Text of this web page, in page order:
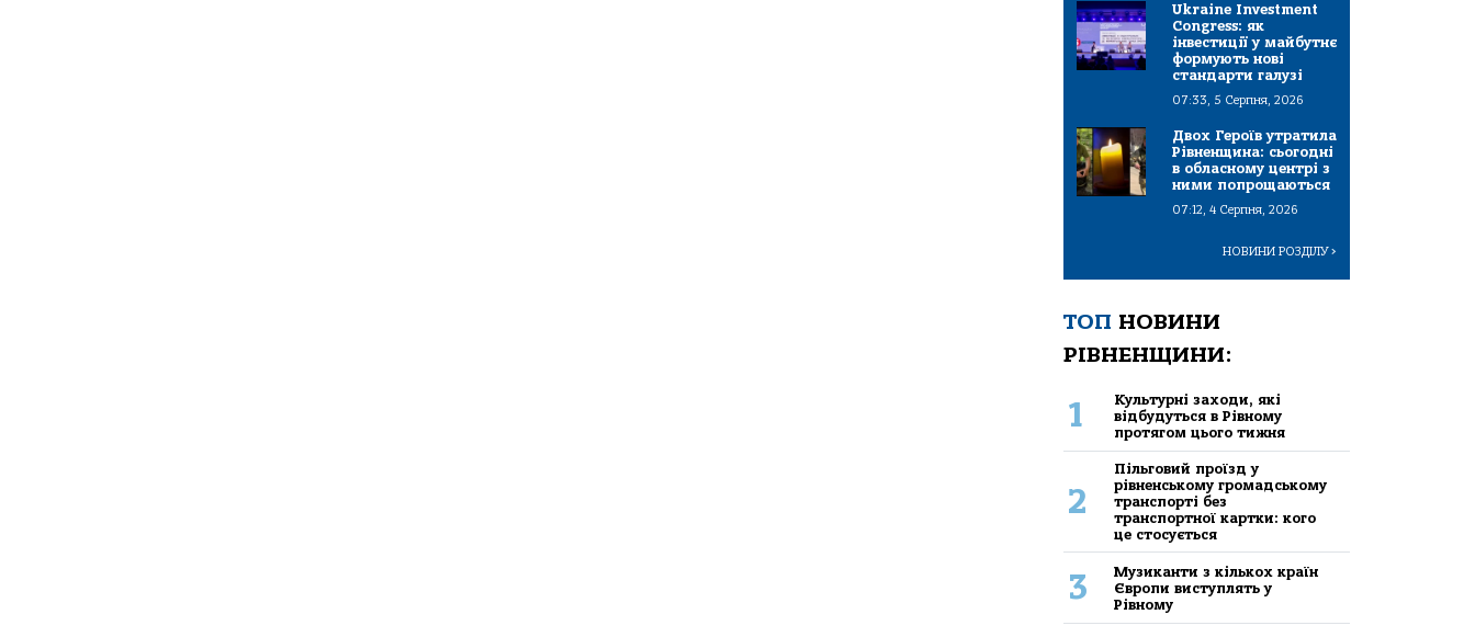
Ukraine Investment
Congress: як
інвестиції у майбутнє
формують нові
стандарти галузі
07:33, 5 Серпня, 2026
Двох Героїв утратила
Рівненщина: сьогодні
в обласному центрі з
ними попрощаються
07:12, 4 Серпня, 2026
НОВИНИ РОЗДІЛУ>
ТОП НОВИНИ
РІВНЕНЩИНИ:
1
Культурні заходи, які
відбудуться в Рівному
протягом цього тижня
2
Пільговий проїзд у
рівненському громадському
транспорті без
транспортної картки: кого
це стосується
3
Музиканти з кількох країн
Європи виступлять у
Рівному